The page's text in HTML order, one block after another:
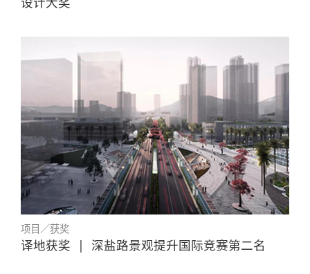
项目／获奖
译地获奖 | 深盐路景观提升国际竞赛第二名